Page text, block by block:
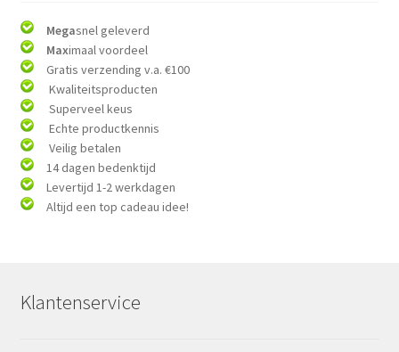
Megasnel geleverd
Maximaal voordeel
Gratis verzending v.a. €100
Kwaliteitsproducten
Superveel keus
Echte productkennis
Veilig betalen
14 dagen bedenktijd
Levertijd 1-2 werkdagen
Altijd een top cadeau idee!
Klantenservice